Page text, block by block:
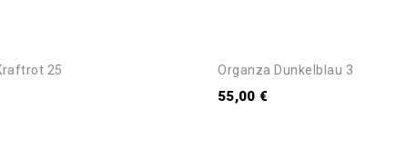
25 Organza Dunkelblau 3
55,00 €